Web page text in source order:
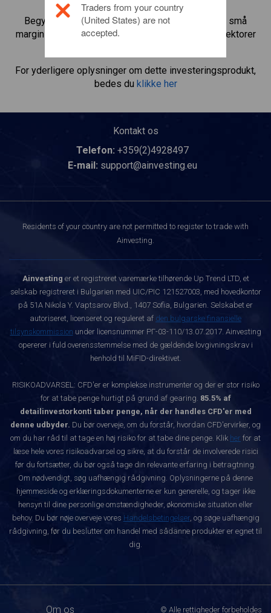
Begynd at handle medJapan 225 Cash
og gear små
marginindskud til at øge handelsmængden. Følg sektorer
For yderligere oplysninger om dette investeringsprodukt,
bedes du klikke her
Kontakt os
Telefon: +359(2)4928497
E-mail: support@ainvesting.eu
Residents of your country are not permitted to register to trade with
Ainvesting.
Ainvesting er et registreret varemærke tilhørende Up Trend LTD, et
selskab registreret i Bulgarien med UIC/PIC 121527003, med hovedkontor
på 51A Nikola Y. Vaptsarov Blvd., 1407 Sofia, Bulgarien. Selskabet er
autoriseret, licenseret og reguleret af den bulgarske finansielle
tilsynskommission under licensnummer РГ-03-110/13.07.2017. Ainvesting
opererer i fuld overensstemmelse med de gældende lovgivningskrav i
henhold til MiFID-direktivet.
RISIKOADVARSEL: CFD'er er komplekse instrumenter og der er stor risiko
for at tabe penge hurtigt på grund af gearing. 85.5% af
detailinvestorkonti taber penge, når der handles CFD'er med
denne udbyder. Du bør overveje, om du forstår, hvordan CFD'ervirker, og
om du har råd til at tage en høj risiko for at tabe dine penge. Klik her for at
læse hele vores risikoadvarsel og sikre, at du forstår de involverede risici
før du fortsætter, du bør også tage din relevante erfaring i betragtning.
Om nødvendigt, søg uafhængig rådgivning. Oplysningerne på denne
hjemmeside og erklæringsdokumenterne er kun generelle, og tager ikke
hensyn til dine personlige omstændigheder, økonomiske situation eller
behov. Du bør nøje overveje vores Handelsbetingelser, og søge uafhængig
rådgivning, før du beslutter om handel med sådanne produkter er egnet til
dig.
Om os © Alle rettigheder forbeholdes
Traders from your country
(United States) are not
accepted.